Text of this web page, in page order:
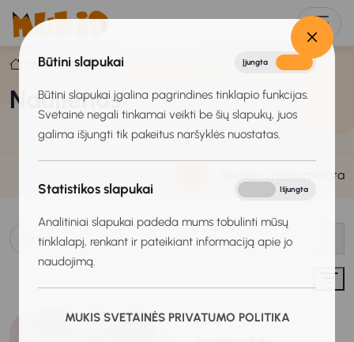
Būtini slapukai Įjungta
Būtini slapukai įgalina pagrindines tinklapio funkcijas.
Svetainė negali tinkamai veikti be šių slapukų, juos
galima išjungti tik pakeitus naršyklės nuostatas.
Statistikos slapukai Išjungta
Analitiniai slapukai padeda mums tobulinti mūsų
tinklalapį, renkant ir pateikiant informaciją apie jo
naudojimą.
MUKIS SVETAINĖS PRIVATUMO POLITIKA
Titulinis Naujienos
Naujienos
Naujienų prenumerata
2026-07-27